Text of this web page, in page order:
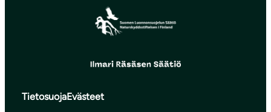
TietosuojaEvästeet